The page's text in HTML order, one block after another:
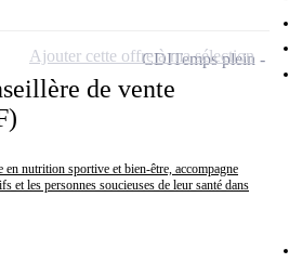
de vente
en nutrition sportive et bien-être, accompagne
et les personnes soucieuses de leur santé dans
CDITemps plein
Ajouter cette offre à ma sélection